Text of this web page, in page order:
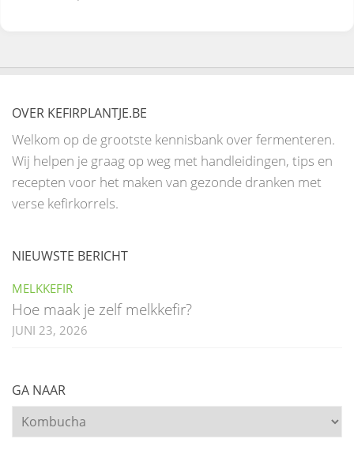
OVER KEFIRPLANTJE.BE
Welkom op de grootste kennisbank over fermenteren.
Wij helpen je graag op weg met handleidingen, tips en
recepten voor het maken van gezonde dranken met
verse kefirkorrels.
NIEUWSTE BERICHT
MELKKEFIR
Hoe maak je zelf melkkefir?
JUNI 23, 2026
GA NAAR
Ga
naar